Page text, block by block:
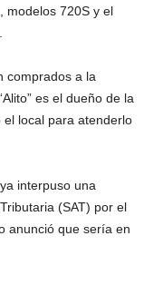
modelos 720S y el
comprados a la
es el dueño de la
el local para atenderlo
interpuso una
(SAT) por el
anunció que sería en